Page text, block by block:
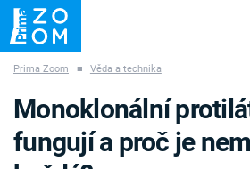
ZÁHADY VETŘELCI DÁVNOVĚKU
Prima Zoom ■ Věda a technika
Monoklonální
fungují a proč je